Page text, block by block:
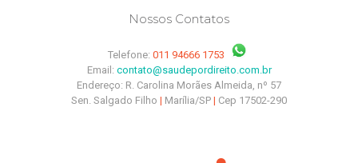
Nossos Contatos
Telefone: 011 94666 1753
Email: contato@saudepordireito.com.br
Endereço: R. Carolina Morães Almeida, nº 57
Sen. Salgado Filho | Marília/SP | Cep 17502-290